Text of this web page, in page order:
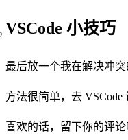
VSCode 小技巧
最后放一个我在解决冲突
方法很简单，去 VSCode
喜欢的话，留下你的评